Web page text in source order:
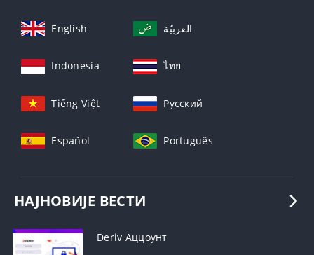
English العربيّة
Indonesia ไทย
Tiếng Việt Русский
Español Português
НАЈНОВИЈЕ ВЕСТИ
Deriv Аццоунт